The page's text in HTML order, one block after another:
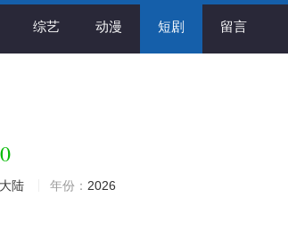
综艺 动漫 短剧 留言
大陆 年份： 2026